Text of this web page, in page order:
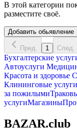
В этой категории
разместите своё.
Добавить обьявление
Пред. 1 След.
Бухгалтерские
Автоуслуги
Красота и здоровье
Клининговые услуги
за пожилыми
услугиМагазины
BAZAR.club